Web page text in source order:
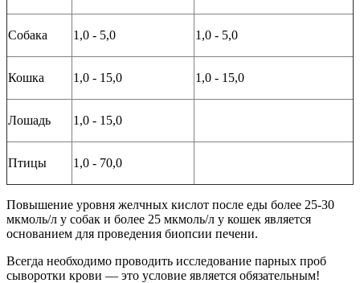
Собака 1,0 - 5,0 1,0 - 5,0
Кошка 1,0 - 15,0 1,0 - 15,0
Лошадь 1,0 - 15,0
Птицы 1,0 - 70,0
Повышение уровня желчных кислот после еды более 25-30
мкмоль/л у собак и более 25 мкмоль/л у кошек является
основанием для проведения биопсии печени.
Всегда необходимо проводить исследование парных проб
сыворотки крови — это условие является обязательным!